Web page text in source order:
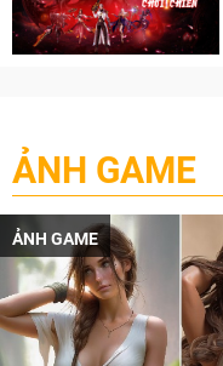
ẢNH GAME
ẢNH GAME